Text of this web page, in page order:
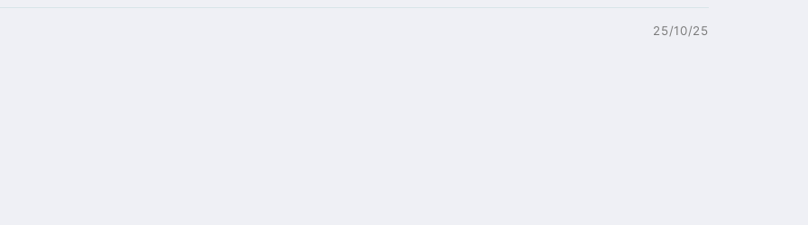
25/10/25